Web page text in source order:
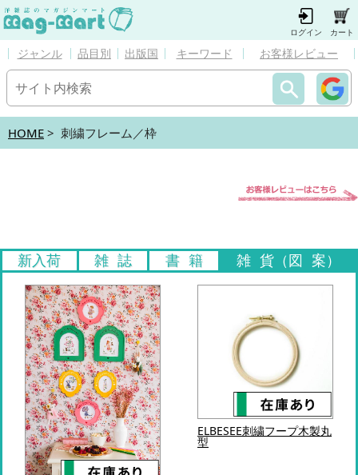
ログイン カート
ジャンル 品目別 出版国 キーワード お客様レビュー
HOME > 刺繍フレーム／枠
新入荷 雑 誌 書 籍 雑 貨（図 案）
ELBESEE刺繍フープ木製丸
型